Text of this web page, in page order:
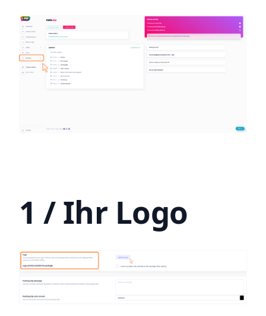
1 / Ihr Logo